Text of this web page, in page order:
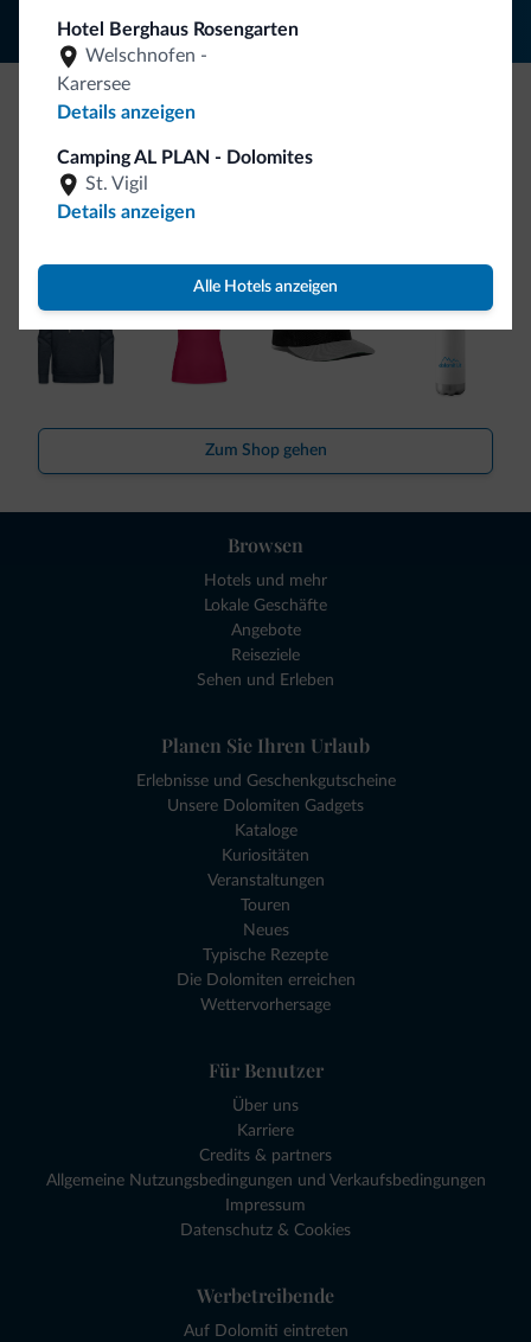
Hotel Berghaus Rosengarten
Welschnofen -
Karersee
Details anzeigen
Camping AL PLAN - Dolomites
St. Vigil
Details anzeigen
Alle Hotels anzeigen
Kollektion
So viele von Ihnen haben uns gefragt. Die neue Kollektion
Zum Shop gehen
Browsen
Hotels und mehr
Lokale Geschäfte
Angebote
Reiseziele
Sehen und Erleben
Planen Sie Ihren Urlaub
Erlebnisse und Geschenkgutscheine
Unsere Dolomiten Gadgets
Kataloge
Kuriositäten
Veranstaltungen
Touren
Neues
Typische Rezepte
Die Dolomiten erreichen
Wettervorhersage
Für Benutzer
Über uns
Karriere
Credits & partners
Allgemeine Nutzungsbedingungen und Verkaufsbedingungen
Impressum
Datenschutz & Cookies
Werbetreibende
Auf Dolomiti eintreten